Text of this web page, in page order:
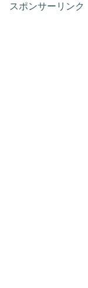
スポンサーリンク